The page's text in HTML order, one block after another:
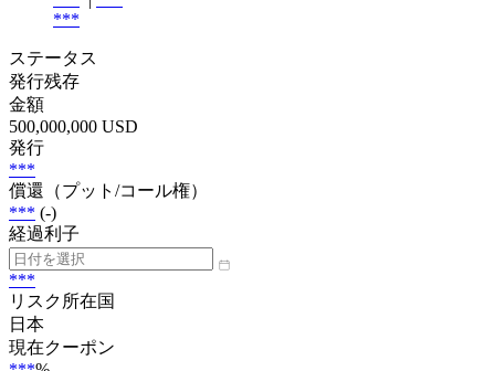
***
ステータス
発行残存
金額
500,000,000 USD
発行
***
償還（プット/コール権）
*** (-)
経過利子
***
リスク所在国
日本
現在クーポン